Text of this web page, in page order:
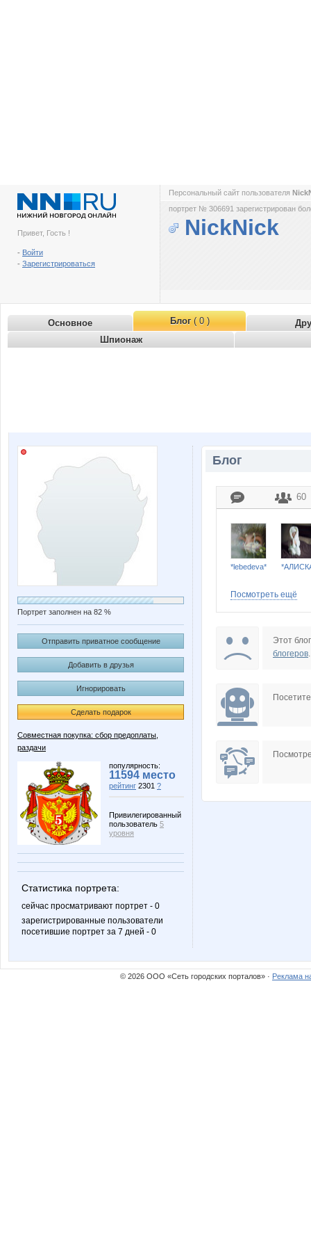
Привет, Гость !
- Войти
- Зарегистрироваться
Персональный сайт пользователя
портрет № 306691 зарегистрирован
NickNick
Основное Блог( 0 )
Шпионаж
Портрет заполнен на 82 %
Отправить приватное сообщение
Добавить в друзья
Игнорировать
Сделать подарок
Совместная покупка: сбор предоплаты,
раздачи
популярность:
11594 место
рейтинг 2301 ?
Привилегированный
пользователь 5
уровня
Статистика портрета:
сейчас просматривают портрет - 0
зарегистрированные пользователи
посетившие портрет за 7 дней - 0
Блог
60
*lebedeva*
Lelyann
Nata1
Посмотреть ещё
Этот
блогеров.
© 2026 ООО «Сеть городских порталов» · Реклама